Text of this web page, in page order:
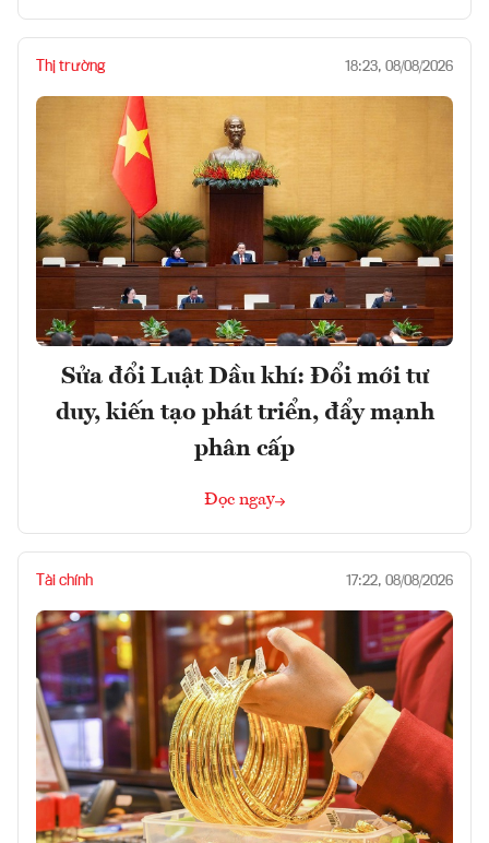
Thị trường 18:23, 08/08/2026
Sửa đổi Luật Dầu khí: Đổi mới tư
duy, kiến tạo phát triển, đẩy mạnh
phân cấp
Đọc ngay
Tài chính 17:22, 08/08/2026